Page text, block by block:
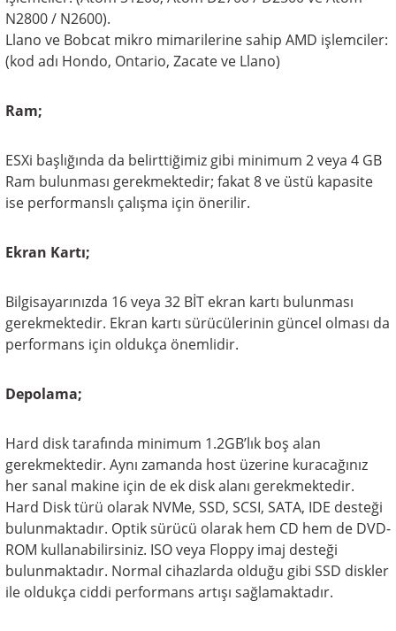
N2800 / N2600).
Llano ve Bobcat mikro mimarilerine sahip AMD işlemciler:
(kod adı Hondo, Ontario, Zacate ve Llano)
Ram;
ESXi başlığında da belirttiğimiz gibi minimum 2 veya 4 GB
Ram bulunması gerekmektedir; fakat 8 ve üstü kapasite
ise performanslı çalışma için önerilir.
Ekran Kartı;
Bilgisayarınızda 16 veya 32 BİT ekran kartı bulunması
gerekmektedir. Ekran kartı sürücülerinin güncel olması da
performans için oldukça önemlidir.
Depolama;
Hard disk tarafında minimum 1.2GB’lık boş alan
gerekmektedir. Aynı zamanda host üzerine kuracağınız
her sanal makine için de ek disk alanı gerekmektedir.
Hard Disk türü olarak NVMe, SSD, SCSI, SATA, IDE desteği
bulunmaktadır. Optik sürücü olarak hem CD hem de DVD-
ROM kullanabilirsiniz. ISO veya Floppy imaj desteği
bulunmaktadır. Normal cihazlarda olduğu gibi SSD diskler
ile oldukça ciddi performans artışı sağlamaktadır.